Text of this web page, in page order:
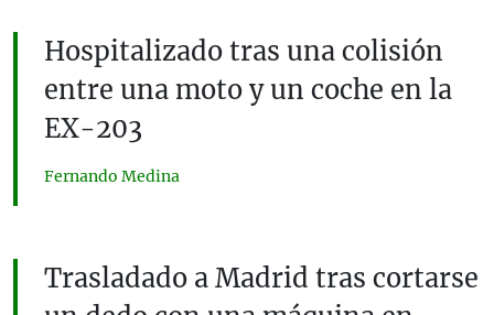
Hospitalizado tras una colisión
entre una moto y un coche en la
EX-203
Fernando Medina
Trasladado a Madrid tras cortarse